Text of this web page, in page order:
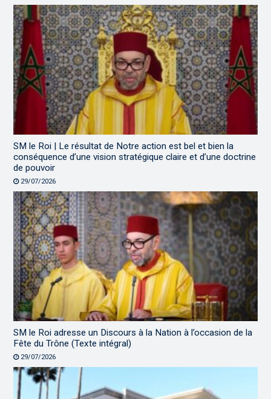
SM le Roi | Le résultat de Notre action est bel et bien la
conséquence d’une vision stratégique claire et d’une doctrine
de pouvoir
29/07/2026
SM le Roi adresse un Discours à la Nation à l’occasion de la
Fête du Trône (Texte intégral)
29/07/2026